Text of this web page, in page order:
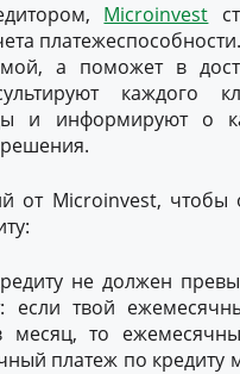
Microinvest
а поможет в
каждого
и информируют о
от Microinvest, чтобы
не должен
если твой
то
платеж по кредиту